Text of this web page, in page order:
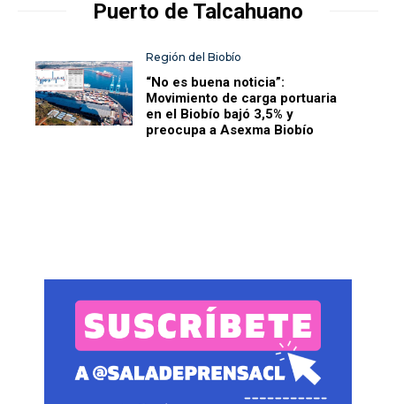
Puerto de Talcahuano
Región del Biobío
“No es buena noticia”:
Movimiento de carga portuaria
en el Biobío bajó 3,5% y
preocupa a Asexma Biobío